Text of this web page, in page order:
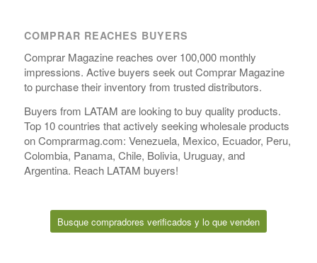
COMPRAR REACHES BUYERS
Comprar Magazine reaches over 100,000 monthly
impressions. Active buyers seek out Comprar Magazine
to purchase their inventory from trusted distributors.
Buyers from LATAM are looking to buy quality products.
Top 10 countries that actively seeking wholesale products
on Comprarmag.com: Venezuela, Mexico, Ecuador, Peru,
Colombia, Panama, Chile, Bolivia, Uruguay, and
Argentina. Reach LATAM buyers!
Busque compradores verificados y lo que venden